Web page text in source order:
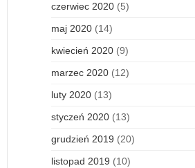
czerwiec 2020 (5)
maj 2020 (14)
kwiecień 2020 (9)
marzec 2020 (12)
luty 2020 (13)
styczeń 2020 (13)
grudzień 2019 (20)
listopad 2019 (10)